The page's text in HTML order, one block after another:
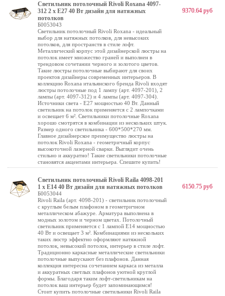
Светильник потолочный Rivoli Roxana 4097-
312 2 х Е27 40 Вт дизайн для натяжных
потолков
Б0053043
Светильник потолочный Rivoli Roxana - идеальный
выбор для натяжных потолков, для невысоких
потолков, для пространств в стиле лофт.
Металлический корпус этой дизайнерской люстры на
потолок имеет множество граней и выполнен в
трендовом сочетании черного и золотого цветов.
Такие люстры потолочные выбирают для своих
проектов дизайнеры современных интерьеров. В
коллекцию Roxana итальянского бренда Rivoli входят
люстры потолочные под 1 лампу (арт. 4097-201), 2
лампы (арт. 4097-312) и 4 лампы (арт. 4097-304).
Источники света - Е27 мощностью 40 Вт. Данный
светильник на потолок применяется с 2 лампочками
и освещает 6 м². Светильники потолочные Roxana
хорошо смотрятся в комбинации из нескольких штук.
Размер одного светильника - 600*500*270 мм.
Главное дизайнерское преимущество люстры на
потолок Rivoli Roxana - геометричный корпус
высокоточной лазерной сварки. Выглядит очень
стильно и аккуратно! Такие светильники потолочные
становятся акцентами интерьера. Спешите купить!
9370.64 руб
Светильник потолочный Rivoli Raila 4098-201
1 х Е14 40 Вт дизайн для натяжных потолков
Б0053044
Rivoli Raila (арт. 4098-201) - светильник потолочный
с круглым белым плафоном в геометричном
металлическом абажуре. Арматура выполнена в
модных золотом и черном цветах. Потолочный
светильник применяется с 1 лампой Е14 мощностью
40 Вт и освещает 3 м². Комбинациями из нескольких
таких люстр эффектно оформляют натяжной
потолок, невысокий потолок, интерьер в стиле лофт.
Традиционно каркасные металлические светильники
потолочные выпускают без плафонов. Данная
коллекция интересна сочетанием каркаса из металла
и аккуратных светлых плафонов уютной круглой
формы. Благодаря таким лофт-светильникам на
потолок ваш интерьер будет запоминающимся!
Стоит купить потолочные светильники Rivoli Raila
6150.75 руб